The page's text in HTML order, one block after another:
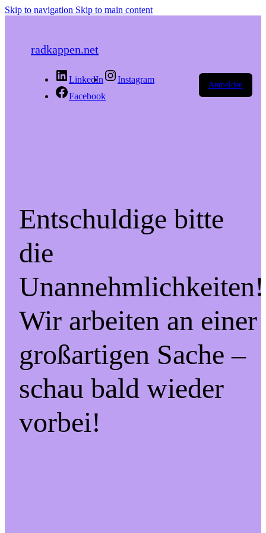
Skip to navigation Skip to main content
radkappen.net
LinkedIn
Instagram
Facebook
Anmelden
Entschuldige bitte
die
Unannehmlichkeiten!
Wir arbeiten an einer
großartigen Sache –
schau bald wieder
vorbei!